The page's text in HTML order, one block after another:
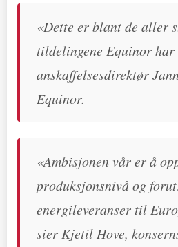
«Dette er blant de aller
tildelingene Equinor
anskaffelsesdirektør
Equinor.
«Ambisjonen vår er å
produksjonsnivå og
energileveranser til
sier Kjetil Hove,